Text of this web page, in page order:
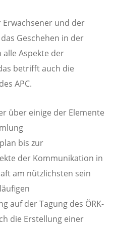
und der
Geschehen in der
alle Aspekte der
betrifft auch die
APC.
über einige der Elemente
bis zur
der Kommunikation in
am nützlichsten sein
auf der Tagung des ÖRK-
die Erstellung einer